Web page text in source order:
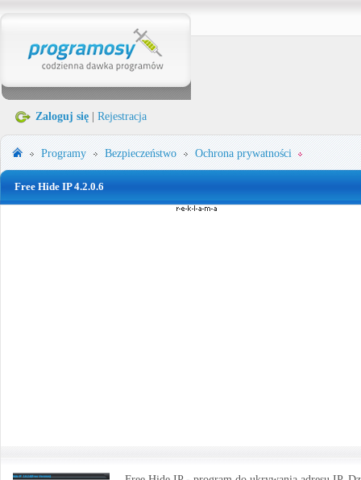
Zaloguj się Rejestracja
Programy Bezpieczeństwo Ochrona prywatności
Free Hide IP 4.2.0.6